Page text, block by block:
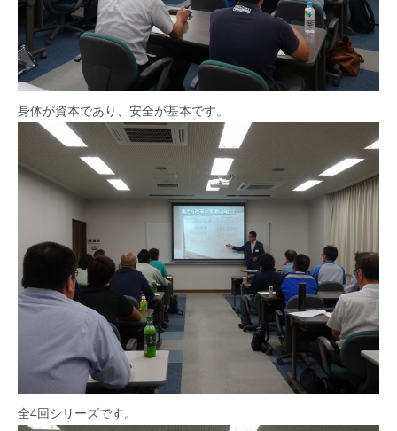
身体が資本であり、安全が基本です。
全4回シリーズです。